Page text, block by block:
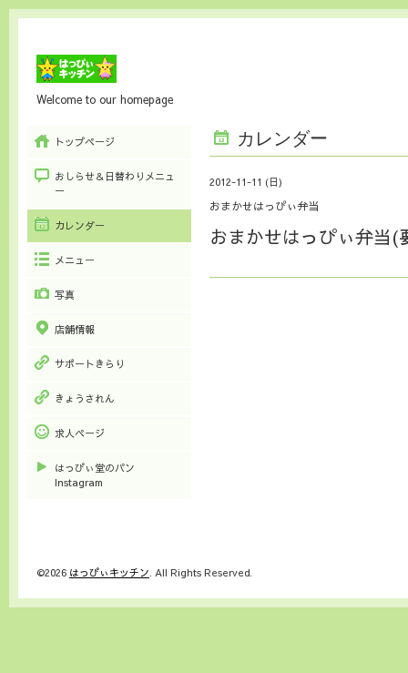
Welcome to our homepage
カレンダー
2012-11-11 (日)
おまかせはっぴぃ弁当
おまかせはっぴぃ弁当
トップページ
おしらせ＆日替わりメニュ
ー
カレンダー
メニュー
写真
店舗情報
サポートきらり
きょうされん
求人ページ
はっぴぃ堂のパン
Instagram
©2026 はっぴぃキッチン. All Rights Reserved.